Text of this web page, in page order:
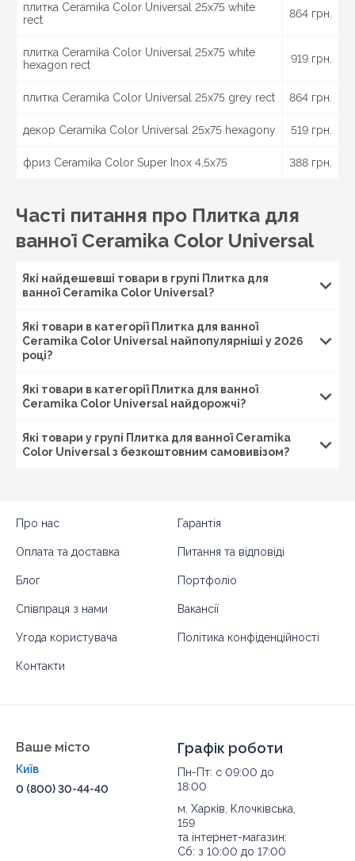
плитка Ceramika Color Universal 25x75 white
rect
864 грн.
плитка Ceramika Color Universal 25x75 white
hexagon rect
919 грн.
плитка Ceramika Color Universal 25x75 grey rect 864 грн.
декор Ceramika Color Universal 25x75 hexagony 519 грн.
фриз Ceramika Color Super Inox 4,5x75 388 грн.
Часті питання про Плитка для
ванної Ceramika Color Universal
Які найдешевші товари в групі Плитка для
ванної Ceramika Color Universal?
Які товари в категорії Плитка для ванної
Ceramika Color Universal найпопулярніші у 2026
році?
Які товари в категорії Плитка для ванної
Ceramika Color Universal найдорожчі?
Які товари у групі Плитка для ванної Ceramika
Color Universal з безкоштовним самовивізом?
Про нас Гарантія
Оплата та доставка Питання та відповіді
Блог Портфоліо
Співпраця з нами Вакансії
Угода користувача Політика конфіденційності
Контакти
Ваше місто
Київ
0 (800) 30-44-40
Графік роботи
Пн-Пт: с 09:00 до
18:00
м. Харків, Клочківська,
159
та інтернет-магазин:
Сб: з 10:00 до 17:00